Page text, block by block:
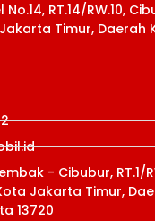
No.14, RT.14/RW.10,
Timur, Daerah
- Cibubur, RT.1/
Jakarta Timur,
13720